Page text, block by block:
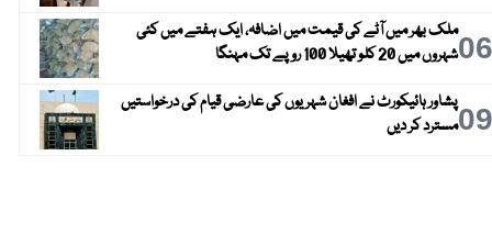
06ملک بھر میں آٹے کی قیمت میں اضافہ، ایک ہفتے میں کئی
شہروں میں 20 کلو تھیلا 100 روپے تک مہنگا
09پشاور ہائیکورٹ نے افغان شہریوں کی عارضی قیام کی درخواستیں
مسترد کر دیں